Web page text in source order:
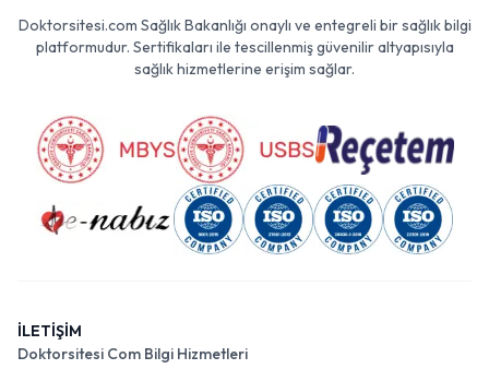
Doktorsitesi.com Sağlık Bakanlığı onaylı ve entegreli bir sağlık bilgi
platformudur. Sertifikaları ile tescillenmiş güvenilir altyapısıyla
sağlık hizmetlerine erişim sağlar.
İLETİŞİM
Doktorsitesi Com Bilgi Hizmetleri